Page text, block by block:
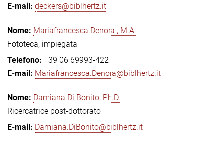
deckers@biblhertz.it
Mariafrancesca Denora , M.A.
Fototeca, impiegata
+39 06 69993-422
Mariafrancesca.Denora@biblhertz.it
Damiana Di Bonito, Ph.D.
Ricercatrice post-dottorato
Damiana.DiBonito@biblhertz.it